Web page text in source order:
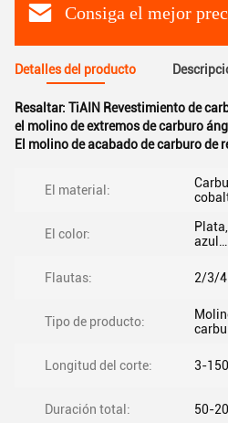
Consiga el mejor
Detalles del producto
Resaltar: TiAIN Revestimiento de
el molino de extremos de carburo
El molino de acabado de carburo de
El material:
El color:
azul…
Flautas: 2/3/4
Tipo de producto:
Longitud del corte: 3-
Duración total: 50-